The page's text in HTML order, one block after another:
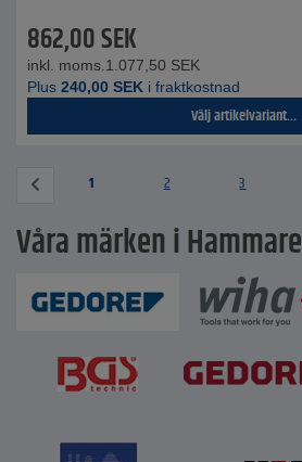
862,00SEK
inkl. moms. 1.077,50 SEK
Plus 240,00 SEK i fraktkostnad
Välj artikelvariant...
1 2 3
Våra märken i Hammare